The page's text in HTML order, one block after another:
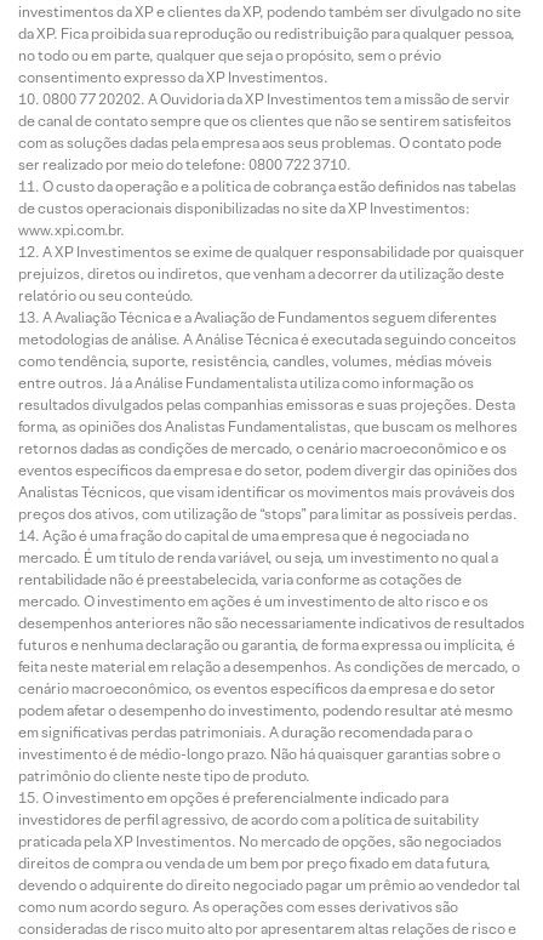
investimentos da XP e clientes da XP, podendo também ser divulgado no site
da XP. Fica proibida sua reprodução ou redistribuição para qualquer pessoa,
no todo ou em parte, qualquer que seja o propósito, sem o prévio
consentimento expresso da XP Investimentos.
0800 77 20202. A Ouvidoria da XP Investimentos tem a missão de servir
de canal de contato sempre que os clientes que não se sentirem satisfeitos
com as soluções dadas pela empresa aos seus problemas. O contato pode
ser realizado por meio do telefone: 0800 722 3710.
O custo da operação e a política de cobrança estão definidos nas tabelas
de custos operacionais disponibilizadas no site da XP Investimentos:
www.xpi.com.br.
A XP Investimentos se exime de qualquer responsabilidade por quaisquer
prejuízos, diretos ou indiretos, que venham a decorrer da utilização deste
relatório ou seu conteúdo.
A Avaliação Técnica e a Avaliação de Fundamentos seguem diferentes
metodologias de análise. A Análise Técnica é executada seguindo conceitos
como tendência, suporte, resistência, candles, volumes, médias móveis
entre outros. Já a Análise Fundamentalista utiliza como informação os
resultados divulgados pelas companhias emissoras e suas projeções. Desta
forma, as opiniões dos Analistas Fundamentalistas, que buscam os melhores
retornos dadas as condições de mercado, o cenário macroeconômico e os
eventos específicos da empresa e do setor, podem divergir das opiniões dos
Analistas Técnicos, que visam identificar os movimentos mais prováveis dos
preços dos ativos, com utilização de “stops” para limitar as possíveis perdas.
Ação é uma fração do capital de uma empresa que é negociada no
mercado. É um título de renda variável, ou seja, um investimento no qual a
rentabilidade não é preestabelecida, varia conforme as cotações de
mercado. O investimento em ações é um investimento de alto risco e os
desempenhos anteriores não são necessariamente indicativos de resultados
futuros e nenhuma declaração ou garantia, de forma expressa ou implícita, é
feita neste material em relação a desempenhos. As condições de mercado, o
cenário macroeconômico, os eventos específicos da empresa e do setor
podem afetar o desempenho do investimento, podendo resultar até mesmo
em significativas perdas patrimoniais. A duração recomendada para o
investimento é de médio-longo prazo. Não há quaisquer garantias sobre o
patrimônio do cliente neste tipo de produto.
O investimento em opções é preferencialmente indicado para
investidores de perfil agressivo, de acordo com a política de suitability
praticada pela XP Investimentos. No mercado de opções, são negociados
direitos de compra ou venda de um bem por preço fixado em data futura,
devendo o adquirente do direito negociado pagar um prêmio ao vendedor tal
como num acordo seguro. As operações com esses derivativos são
consideradas de risco muito alto por apresentarem altas relações de risco e